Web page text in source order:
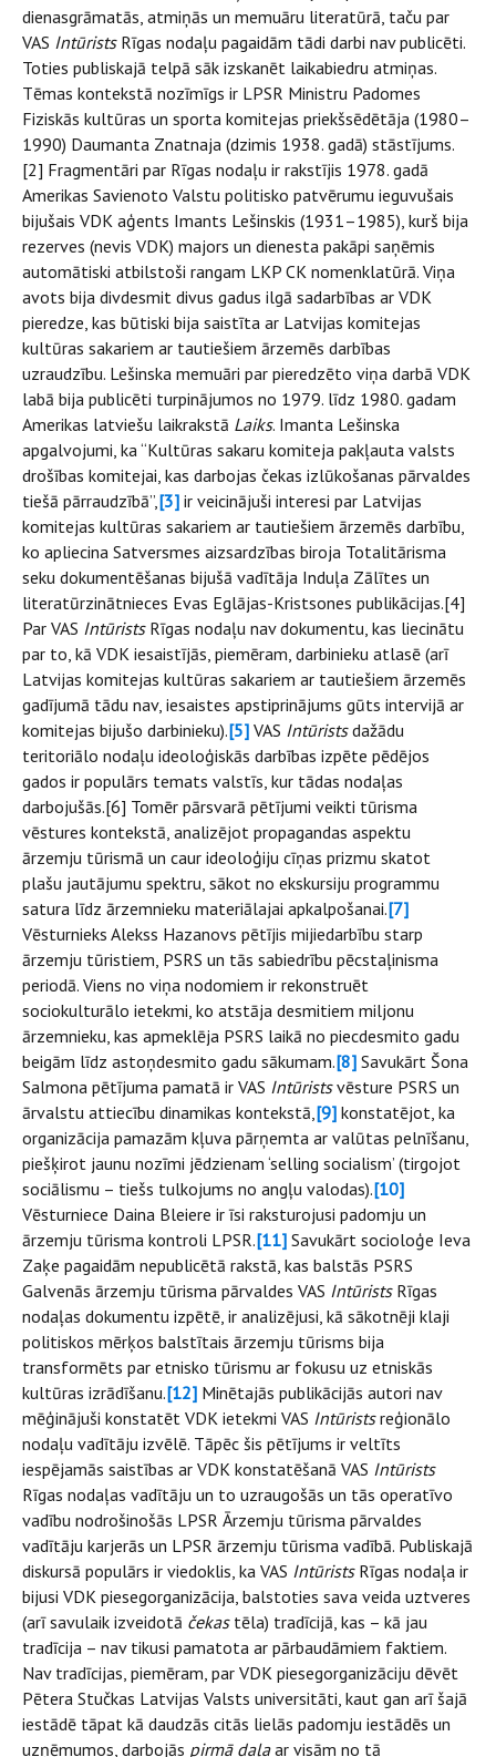
dienasgrāmatās, atmiņās un memuāru literatūrā, taču par
VAS IntūristsRīgas nodaļu pagaidām tādi darbi nav publicēti.
Toties publiskajā telpā sāk izskanēt laikabiedru atmiņas.
Tēmas kontekstā nozīmīgs ir LPSR Ministru Padomes
Fiziskās kultūras un sporta komitejas priekšsēdētāja (1980–
1990) Daumanta Znatnaja (dzimis 1938. gadā) stāstījums.
[2] Fragmentāri par Rīgas nodaļu ir rakstījis 1978. gadā
Amerikas Savienoto Valstu politisko patvērumu ieguvušais
bijušais VDK aģents Imants Lešinskis (1931–1985), kurš bija
rezerves (nevis VDK) majors un dienesta pakāpi saņēmis
automātiski atbilstoši rangam LKP CK nomenklatūrā. Viņa
avots bija divdesmit divus gadus ilgā sadarbības ar VDK
pieredze, kas būtiski bija saistīta ar Latvijas komitejas
kultūras sakariem ar tautiešiem ārzemēs darbības
uzraudzību. Lešinska memuāri par pieredzēto viņa darbā VDK
labā bija publicēti turpinājumos no 1979. līdz 1980. gadam
Amerikas latviešu laikrakstā Laiks. Imanta Lešinska
apgalvojumi, ka “Kultūras sakaru komiteja pakļauta valsts
drošības komitejai, kas darbojas čekas izlūkošanas pārvaldes
tiešā pārraudzībā”, [3] ir veicinājuši interesi par Latvijas
komitejas kultūras sakariem ar tautiešiem ārzemēs darbību,
ko apliecina Satversmes aizsardzības biroja Totalitārisma
seku dokumentēšanas bijušā vadītāja Induļa Zālītes un
literatūrzinātnieces Evas Eglājas-Kristsones publikācijas.[4]
Par VAS IntūristsRīgas nodaļu nav dokumentu, kas liecinātu
par to, kā VDK iesaistījās, piemēram, darbinieku atlasē (arī
Latvijas komitejas kultūras sakariem ar tautiešiem ārzemēs
gadījumā tādu nav, iesaistes apstiprinājums gūts intervijā ar
komitejas bijušo darbinieku).[5] VAS Intūristsdažādu
teritoriālo nodaļu ideoloģiskās darbības izpēte pēdējos
gados ir populārs temats valstīs, kur tādas nodaļas
darbojušās.[6] Tomēr pārsvarā pētījumi veikti tūrisma
vēstures kontekstā, analizējot propagandas aspektu
ārzemju tūrismā un caur ideoloģiju cīņas prizmu skatot
plašu jautājumu spektru, sākot no ekskursiju programmu
satura līdz ārzemnieku materiālajai apkalpošanai.[7]
Vēsturnieks Alekss Hazanovs pētījis mijiedarbību starp
ārzemju tūristiem, PSRS un tās sabiedrību pēcstaļinisma
periodā. Viens no viņa nodomiem ir rekonstruēt
sociokulturālo ietekmi, ko atstāja desmitiem miljonu
ārzemnieku, kas apmeklēja PSRS laikā no piecdesmito gadu
beigām līdz astoņdesmito gadu sākumam.[8] Savukārt Šona
Salmona pētījuma pamatā ir VAS Intūristsvēsture PSRS un
ārvalstu attiecību dinamikas kontekstā, [9] konstatējot, ka
organizācija pamazām kļuva pārņemta ar valūtas pelnīšanu,
piešķirot jaunu nozīmi jēdzienam ‘selling socialism’ (tirgojot
sociālismu – tiešs tulkojums no angļu valodas).[10]
Vēsturniece Daina Bleiere ir īsi raksturojusi padomju un
ārzemju tūrisma kontroli LPSR.[11] Savukārt socioloģe Ieva
Zaķe pagaidām nepublicētā rakstā, kas balstās PSRS
Galvenās ārzemju tūrisma pārvaldes VAS IntūristsRīgas
nodaļas dokumentu izpētē, ir analizējusi, kā sākotnēji klaji
politiskos mērķos balstītais ārzemju tūrisms bija
transformēts par etnisko tūrismu ar fokusu uz etniskās
kultūras izrādīšanu.[12] Minētajās publikācijās autori nav
mēģinājuši konstatēt VDK ietekmi VAS Intūristsreģionālo
nodaļu vadītāju izvēlē. Tāpēc šis pētījums ir veltīts
iespējamās saistības ar VDK konstatēšanā VAS Intūrists
Rīgas nodaļas vadītāju un to uzraugošās un tās operatīvo
vadību nodrošinošās LPSR Ārzemju tūrisma pārvaldes
vadītāju karjerās un LPSR ārzemju tūrisma vadībā. Publiskajā
diskursā populārs ir viedoklis, ka VAS IntūristsRīgas nodaļa ir
bijusi VDK piesegorganizācija, balstoties sava veida uztveres
(arī savulaik izveidotā čekastēla) tradīcijā, kas – kā jau
tradīcija – nav tikusi pamatota ar pārbaudāmiem faktiem.
Nav tradīcijas, piemēram, par VDK piesegorganizāciju dēvēt
Pētera Stučkas Latvijas Valsts universitāti, kaut gan arī šajā
iestādē tāpat kā daudzās citās lielās padomju iestādēs un
uzņēmumos, darbojās pirmā daļaar visām no tā